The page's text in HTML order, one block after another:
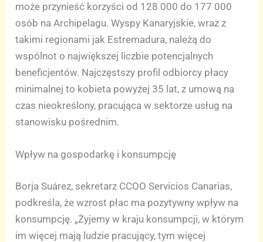
może przynieść korzyści od 128 000 do 177 000
osób na Archipelagu. Wyspy Kanaryjskie, wraz z
takimi regionami jak Estremadura, należą do
wspólnot o największej liczbie potencjalnych
beneficjentów. Najczęstszy profil odbiorcy płacy
minimalnej to kobieta powyżej 35 lat, z umową na
czas nieokreślony, pracująca w sektorze usług na
stanowisku pośrednim.
Wpływ na gospodarkę i konsumpcję
Borja Suárez, sekretarz CCOO Servicios Canarias,
podkreśla, że wzrost płac ma pozytywny wpływ na
konsumpcję. „Żyjemy w kraju konsumpcji, w którym
im więcej mają ludzie pracujący, tym więcej